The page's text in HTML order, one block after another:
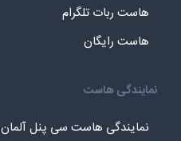
هاست ربات تلگرام
هاست رایگان
نمایندگی هاست
نمایندگی هاست سی پنل آلمان